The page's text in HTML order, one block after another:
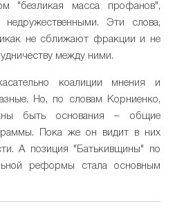
"безликая масса профанов",
недружественными. Эти слова,
не сближают фракции и не
между ними.
коалиции мнения и
Но, по словам Корниенко,
быть основания – общие
Пока же он видит в них
А позиция "Батькивщины" по
реформы стала основным